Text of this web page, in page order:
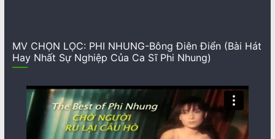
MV CHỌN LỌC: PHI NHUNG-Bông Điên Điển (Bài Hát
Hay Nhất Sự Nghiệp Của Ca Sĩ Phi Nhung)